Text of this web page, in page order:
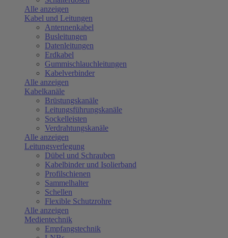
Alle anzeigen
Kabel und Leitungen
Antennenkabel
Busleitungen
Datenleitungen
Erdkabel
Gummischlauchleitungen
Kabelverbinder
Alle anzeigen
Kabelkanäle
Brüstungskanäle
Leitungsführungskanäle
Sockelleisten
Verdrahtungskanäle
Alle anzeigen
Leitungsverlegung
Dübel und Schrauben
Kabelbinder und Isolierband
Profilschienen
Sammelhalter
Schellen
Flexible Schutzrohre
Alle anzeigen
Medientechnik
Empfangstechnik